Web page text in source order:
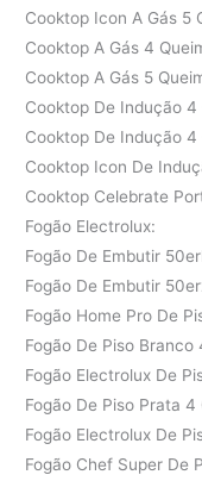
Cooktop Icon A Gás 5
Cooktop A Gás 4
Cooktop A Gás 5
Cooktop De Indução
Cooktop De Indução
Cooktop Icon De
Cooktop Celebrate
Fogão Electrolux:
Fogão De Embutir
Fogão De Embutir
Fogão Home Pro De
Fogão De Piso
Fogão Electrolux De
Fogão De Piso Prata
Fogão Electrolux De
Fogão Chef Super De